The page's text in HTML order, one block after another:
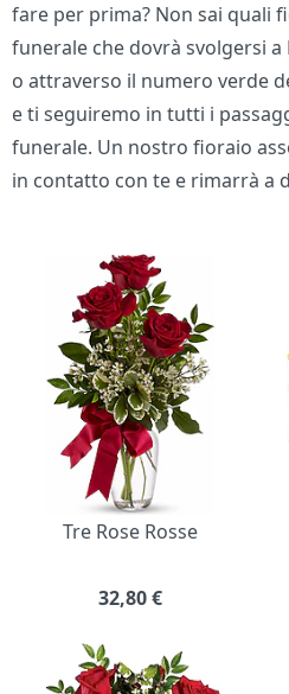
fare per prima? Non sai quali
funerale che dovrà svolgersi a
o attraverso il numero verde
e ti seguiremo in tutti i
funerale. Un nostro fioraio
in contatto con te e rimarrà a
Bouquet di fiori
Tre Rose Rosse
32,80€